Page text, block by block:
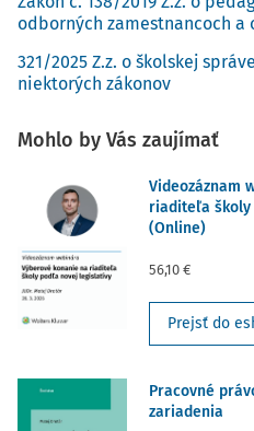
odborných zamestnancoch a
321/2025 Z.z. o školskej
niektorých zákonov
Mohlo by Vás zaujímať
Videozáznam
riaditeľa
(Online)
56,10 €
Prejsť do
Pracovné
zariadenia